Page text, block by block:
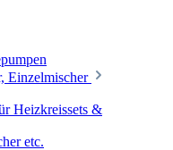
Einzelmischer
Heizkreissets &
etc.